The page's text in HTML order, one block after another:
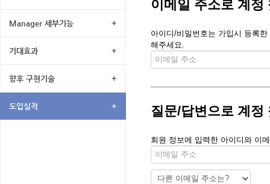
Manager 세부기능 +
기대효과 +
향후 구현기술 +
도입실적 +
이메일 주소로 계정
아이디/비밀번호는 가입시 등록
해주세요.
질문/답변으로 계정
회원 정보에 입력한 아이디와 이